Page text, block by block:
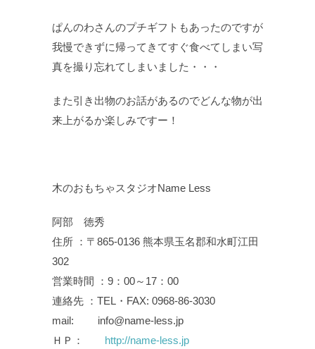
ぱんのわさんのプチギフトもあったのですが
我慢できずに帰ってきてすぐ食べてしまい写
真を撮り忘れてしまいました・・・
また引き出物のお話があるのでどんな物が出
来上がるか楽しみですー！
木のおもちゃスタジオName Less
阿部 徳秀
住所 ：〒865-0136 熊本県玉名郡和水町江田
302
営業時間 ：9：00～17：00
連絡先 ：TEL・FAX: 0968-86-3030
mail: info@name-less.jp
ＨＰ： http://name-less.jp